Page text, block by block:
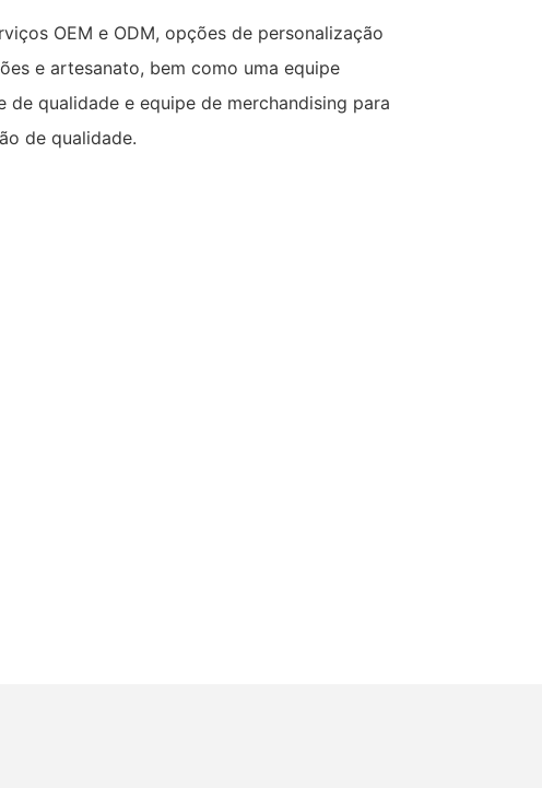
OEM e ODM, opções de personalização
e artesanato, bem como uma equipe
de qualidade e equipe de merchandising para
de qualidade.